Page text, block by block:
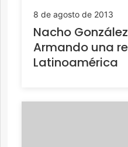
8 de agosto de 2013
Nacho
Armando una
Latinoamérica